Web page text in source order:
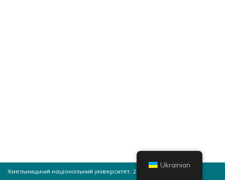
Хмельницький національний університет, 2026
Ukrainian